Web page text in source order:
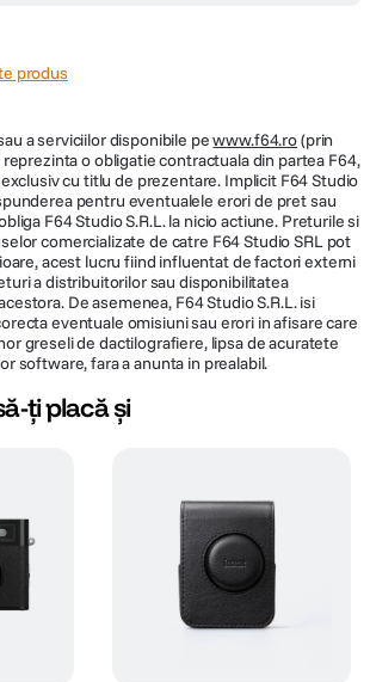
ul sau puternic ofera o
locurile pe care le vizitati - atat
distanta.
mai tarziu
precis ce doriti sa focalizati, chiar si dupa
Post Focusoferita de aparatul foto
de a face acest lucru. Surprindeti scena
si atingeti partea din fotografie pe care o doriti
integrat in aparatul
produs
a serviciilor disponibile pewww.f64.ro(prin
o obligatie contractuala din partea F64,
cu titlu de prezentare. Implicit F64 Studio
pentru eventualele erori de pret sau
F64 Studio S.R.L. la nicio actiune. Preturile si
comercializate de catre F64 Studio SRL pot
acest lucru fiind influentat de factori externi
a distribuitorilor sau disponibilitatea
De asemenea, F64 Studio S.R.L. isi
eventuale omisiuni sau erori in afisare care
greseli de dactilografiere, lipsa de acuratete
software, fara a anunta in prealabil.
ți placă și